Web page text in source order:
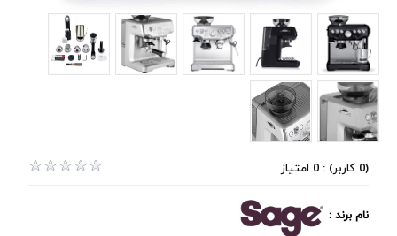
(0 کاربر) : 0 امتیاز
نام برند :